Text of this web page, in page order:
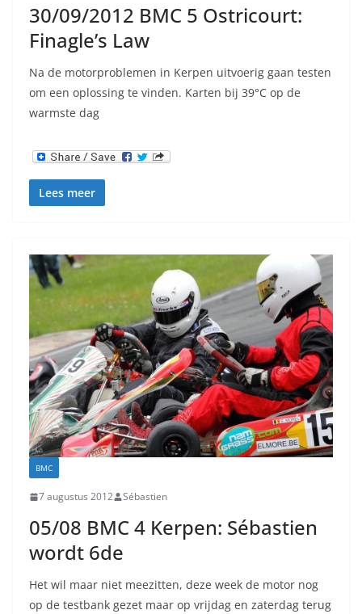
30/09/2012 BMC 5 Ostricourt:
Finagle’s Law
Na de motorproblemen in Kerpen uitvoerig gaan testen
om een oplossing te vinden. Karten bij 39°C op de
warmste dag
Lees meer
BMC
7 augustus 2012 Sébastien
05/08 BMC 4 Kerpen: Sébastien
wordt 6de
Het wil maar niet meezitten, deze week de motor nog
op de testbank gezet maar op vrijdag en zaterdag terug